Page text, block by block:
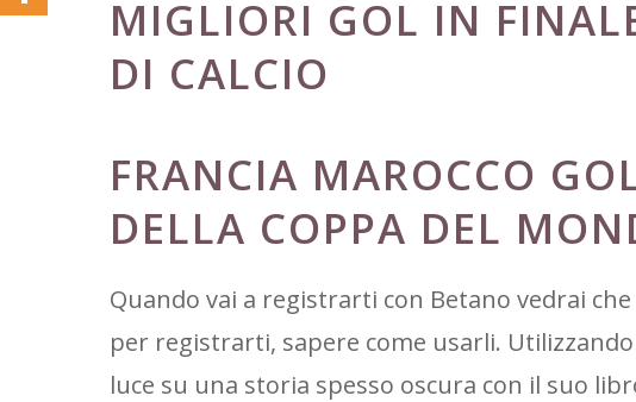
MIGLIORI GOL IN
DI CALCIO
FRANCIA MAROCCO
DELLA COPPA DEL
Quando vai a registrarti con Betano vedrai
per registrarti, sapere come usarli.
luce su una storia spesso oscura con il suo